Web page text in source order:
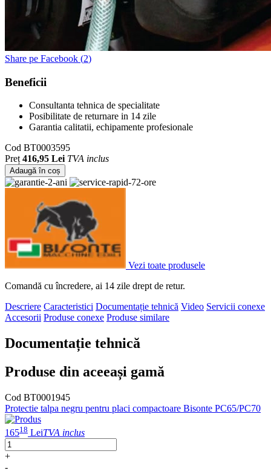
Share pe Facebook (2)
Beneficii
Consultanta tehnica de specialitate
Posibilitate de returnare in 14 zile
Garantia calitatii, echipamente profesionale
Cod BT0003595
Preț 416,95 Lei TVA inclus
Adaugă în coș
Vezi toate produsele
Comandă cu încredere, ai 14 zile drept de retur.
Descriere Caracteristici Documentație tehnică Video Servicii conexe
Accesorii Produse conexe Produse similare
Documentație tehnică
Produse din aceeași gamă
Cod BT0001945
Protectie talpa negru pentru placi compactoare Bisonte PC65/PC70
16518 LeiTVA inclus
+
-